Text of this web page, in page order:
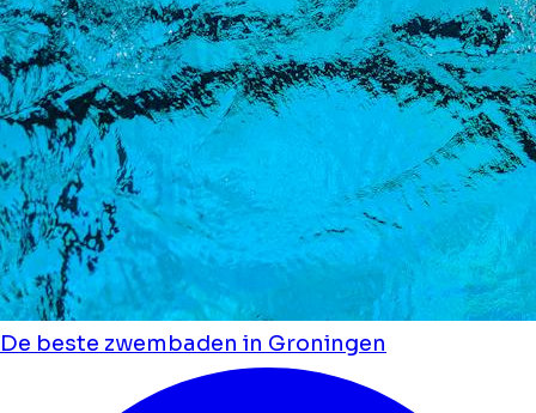
De beste zwembaden in Groningen